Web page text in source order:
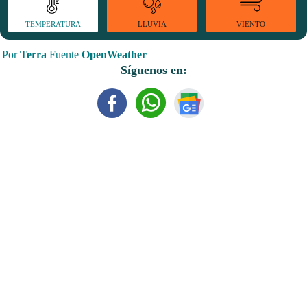
TEMPERATURA LLUVIA VIENTO
PorTerra Fuente OpenWeather
Síguenos en: